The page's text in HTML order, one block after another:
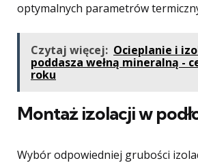
optymalnych parametrów
Czytaj więcej: Ocieplanie i
poddasza wełną mineralną -
roku
Montaż izolacji w
Wybór odpowiedniej grubości